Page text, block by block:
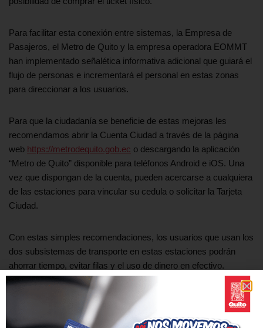
Para facilitar esta conexión entre sistemas, la Empresa de
Pasajeros, el Metro de Quito y la empresa operadora EOMMT
han implementado señalética informativa adicional que guiará el
flujo de personas e incrementará el personal en estas zonas
para direccionar a los usuarios.
Para que la ciudadanía se beneficie de estas mejoras les
recomendamos abrir la Cuenta Ciudad a través de la página
web https://metrodequito.gob.ec o descargando la aplicación
“Metro de Quito” disponible para teléfonos Android e iOS. Una
vez que dispongan de la cuenta, pueden acercarse a cualquiera
de las estaciones para vincular su cedula o solicitar la Tarjeta
Ciudad.
Con estas simples recomendaciones, los usuarios que usan los
dos subsistemas de transporte en estas estaciones podrán
ahorrar tiempo, evitar filas y el uso de dinero en efectivo.
ESTACIÓN LABRADOR METRO DE QUITO